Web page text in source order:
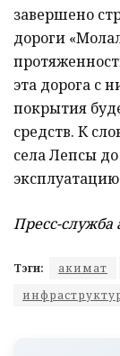
завершено
дороги
эта дорога с
покрытия
средств. К
села Лепсы
Пресс-служба
Тэги: акимат